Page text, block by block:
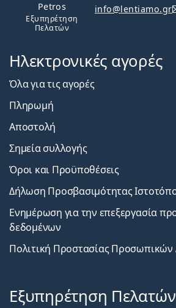
Petros
Εξυπηρέτηση
Πελατών
info@lentiamo.gr
Ηλεκτρονικές αγορές
Όλα για τις αγορές
Πληρωμή
Αποστολή
Σημεία συλλογής
Όροι και Προϋποθέσεις
Δήλωση Προσβασιμότητας
Ενημέρωση για την επεξεργασία
δεδομένων
Πολιτική Προστασίας
Εξυπηρέτηση Πελατών